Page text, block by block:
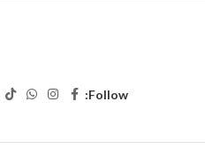
Follow: